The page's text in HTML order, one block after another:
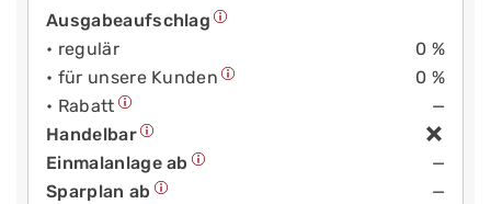
Ausgabeaufschlag
• regulär
0 %
• für unsere Kunden
0 %
• Rabatt
—
Handelbar
Einmalanlage ab
—
Sparplan ab
—